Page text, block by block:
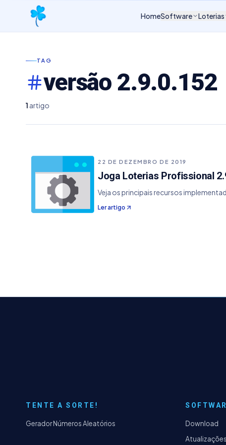
HomeSoftware Loterias
TAG
versão 2.9.0.152
1 artigo
22 DE DEZEMBRO DE 2019
Joga Loterias Profissional
Veja os principais recursos
Ler artigo
TENTE A SORTE!
Gerador Números Aleatórios
Download
Atualizações